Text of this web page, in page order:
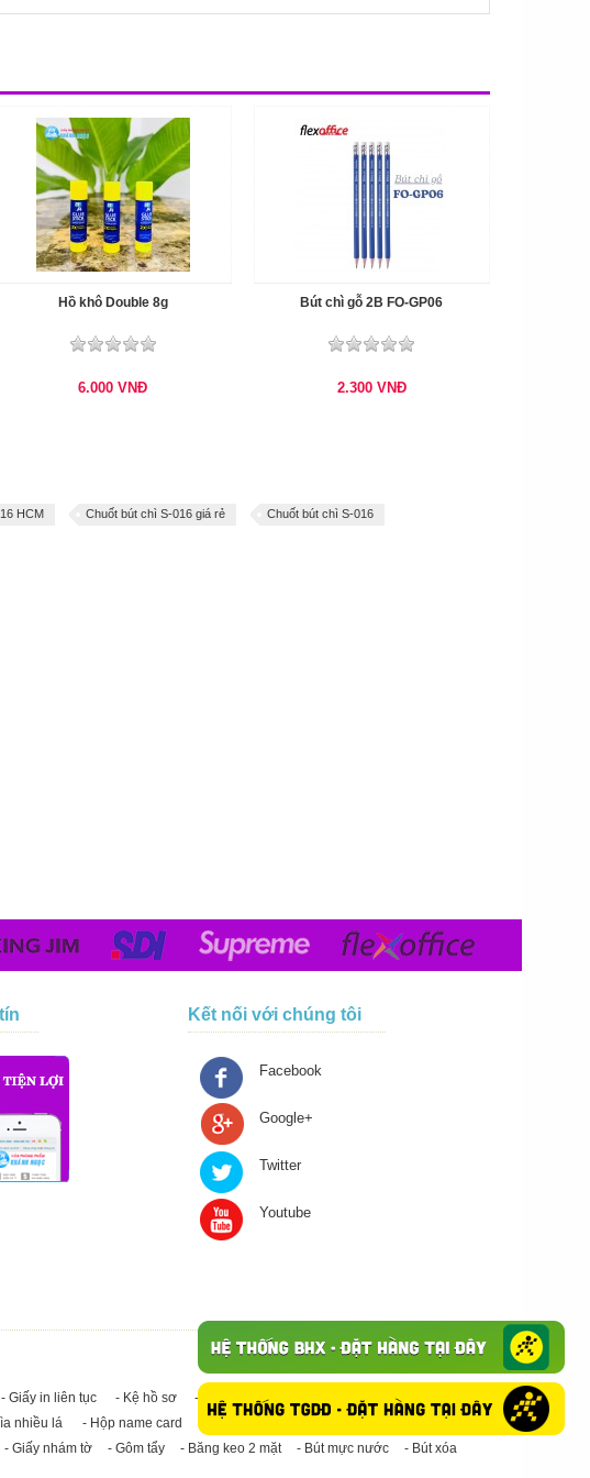
Hồ khô Double 8g
6.000VNĐ
Bút chì gỗ 2B FO-GP06
2.300 VNĐ
HCM Chuốt bút chì S-016 giá rẻ Chuốt bút chì S-016
Kết nối với chúng tôi
Facebook
Google+
Twitter
Youtube
- Giấy in liên tục - Kệ hồ sơ - Giấy in A4
- Băng keo trong - Băng keo đục
nhiều lá - Hộp name card - Giấy in A3 - Giấy vệ sinh
- Keo Silicone
- Giấy nhám tờ - Gôm tẩy - Băng keo 2 mặt - Bút mực nước - Bút xóa